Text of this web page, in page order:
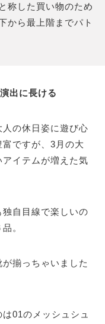
称した買い物のため
から最上階までパト
出に長ける
の休日姿に遊び心
ですが、3月の大
イテムが増えた気
自目線で楽しいの
。
揃っちゃいました
01のメッシュシュ